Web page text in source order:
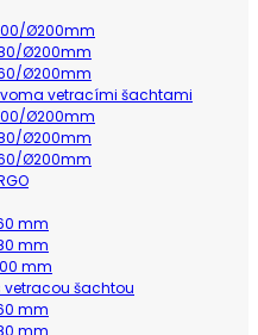
Ø200mm
Ø200mm
Ø200mm
vetracími šachtami
Ø200mm
Ø200mm
Ø200mm
mm
mm
mm
šachtou
mm